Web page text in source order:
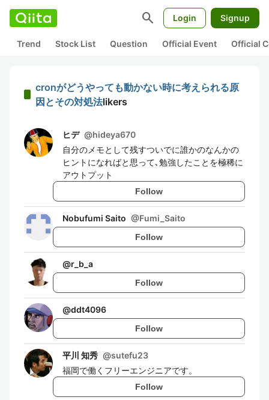
search Login Signup
Trend Stock List Question Official Event Official
cronがどうやっても動かない時に考えられる原
因とその対処法likers
ヒデ @hideya670
自分のメモとして残すついでに誰かのなんかの
ヒントになればと思って､勉強したことを極稀に
アウトプット
Follow
Nobufumi Saito @Fumi_Saito
Follow
@r_b_a
Follow
@ddt4096
Follow
平川 知秀 @sutefu23
福岡で働くフリーエンジニアです。
Follow